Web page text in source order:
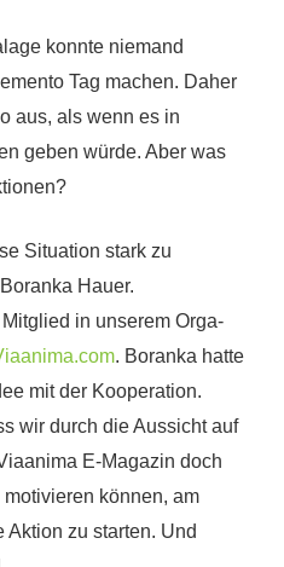
lage konnte niemand
Tag machen. Daher
aus, als wenn es in
geben würde. Aber was
Situation stark zu
Hauer.
in unserem Orga-
. Boranka hatte
mit der Kooperation.
wirdurch die Aussicht auf
ma E-Magazin doch
motivieren können, am
Aktion zu starten. Und